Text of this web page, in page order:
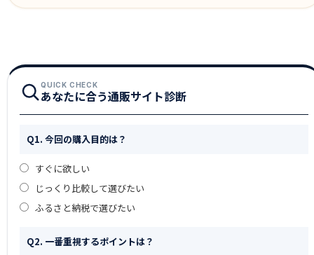
QUICK CHECK
あなたに合う通販サイト診断
Q1. 今回の購入目的は？
すぐに欲しい
じっくり比較して選びたい
ふるさと納税で選びたい
Q2. 一番重視するポイントは？